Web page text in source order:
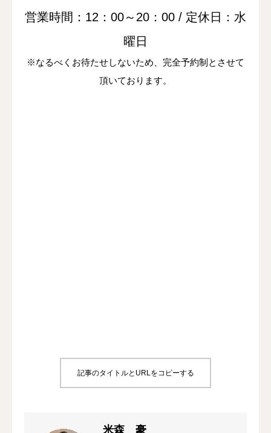
営業時間：12：00～20：00 / 定休日：水
曜日
※なるべくお待たせしないため、完全予約制とさせて
頂いております。
記事のタイトルとURLをコピーする
米森 豪